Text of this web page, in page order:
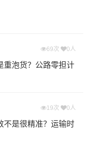
69次 0人
重泡货？公路零担计
19次 0人
不是很精准？运输时